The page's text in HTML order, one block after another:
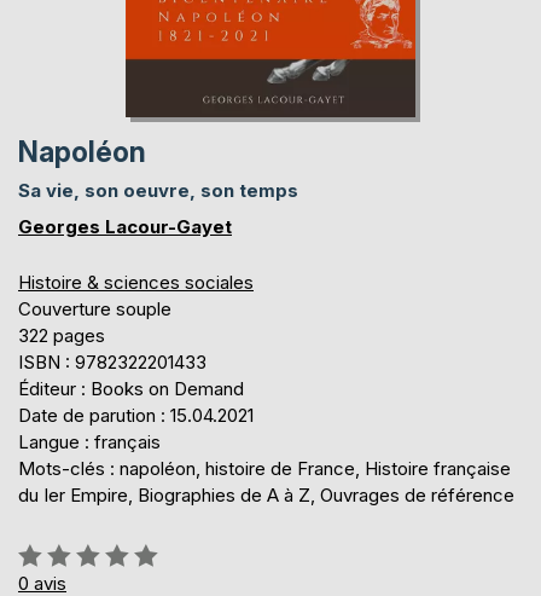
Napoléon
Sa vie, son oeuvre, son temps
Georges Lacour-Gayet
Histoire & sciences sociales
Couverture souple
322 pages
ISBN : 9782322201433
Éditeur : Books on Demand
Date de parution : 15.04.2021
Langue : français
Mots-clés : napoléon, histoire de France, Histoire française
du Ier Empire, Biographies de A à Z, Ouvrages de référence
Évaluation:
0%
0 avis